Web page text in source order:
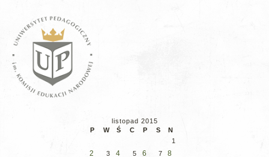
listopad 2015
P
W Ś C P S
N
1
2 3 4 5 6 7 8